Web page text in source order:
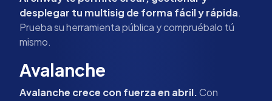
desplegar tu multisig de forma fácil y rápida.
Prueba su herramienta pública y compruébalo tú
mismo.
Avalanche
Avalanche crece con fuerza en abril.Con